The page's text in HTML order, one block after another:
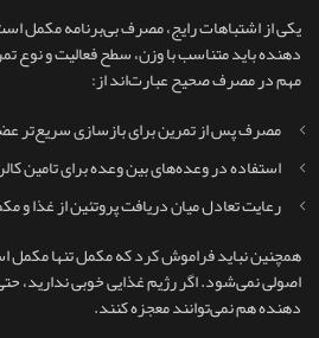
یکی از اشتباهات رایج، مصرف بی‌برنامه مکمل
دهنده باید متناسب با وزن، سطح فعالیت و نوع
مهم در مصرف صحیح عبارت‌اند از:
مصرف پس از تمرین برای بازسازی سریع‌تر
استفاده در وعده‌های بین‌ وعده برای تامین
رعایت تعادل میان دریافت پروتئین از غذا و
همچنین نباید فراموش کرد که مکمل تنها مکمل
اصولی نمی‌شود. اگر رژیم غذایی خوبی ندارید،
دهنده هم نمی‌توانند معجزه کنند.